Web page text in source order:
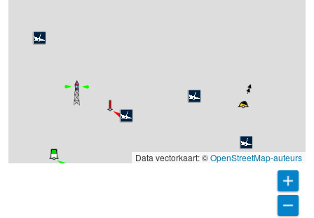
Data vectorkaart: ©OpenStreetMap-auteurs